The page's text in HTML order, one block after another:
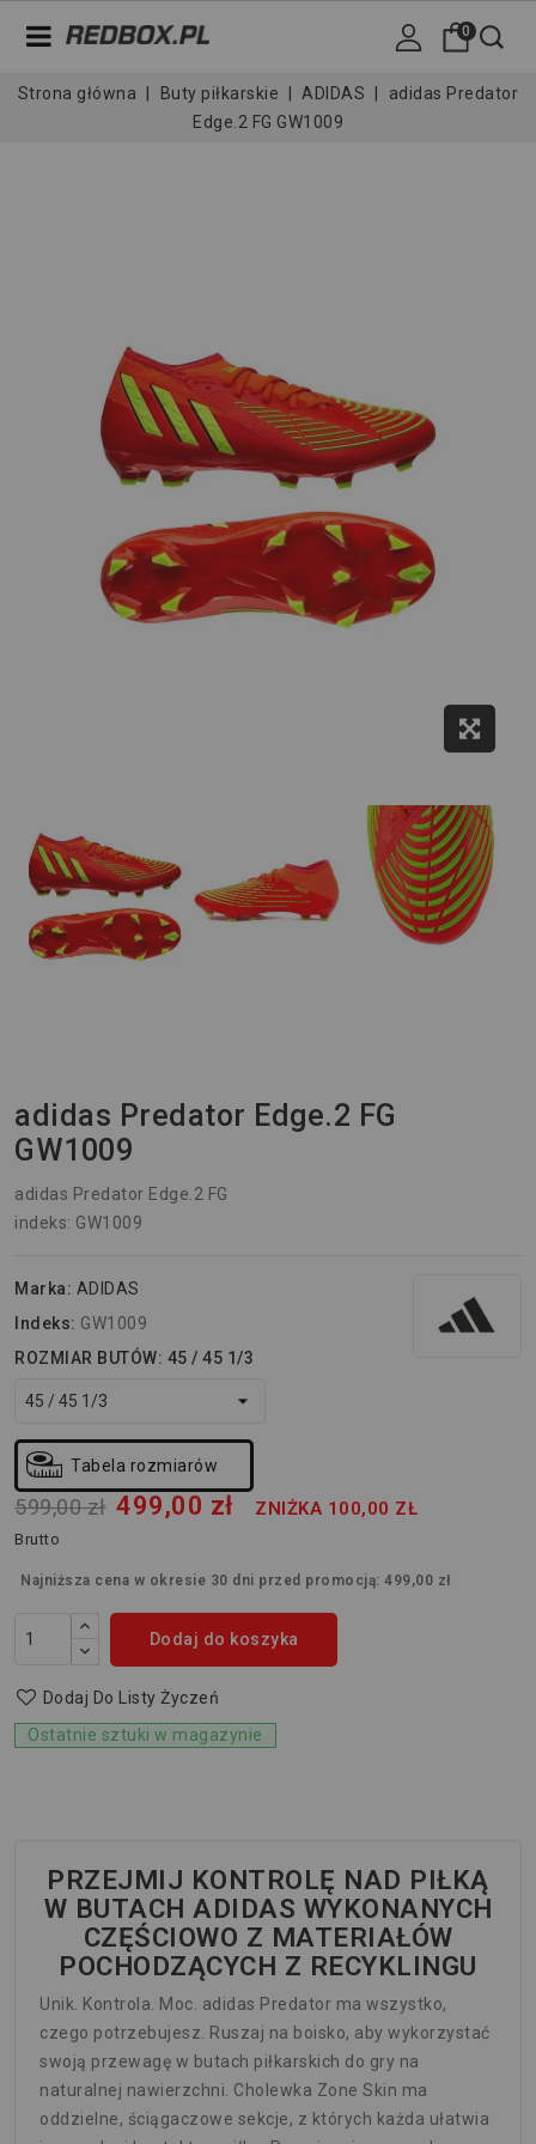
0
Strona główna Buty piłkarskie ADIDAS
adidas Predator
Edge.2 FG GW1009
adidas Predator Edge.2 FG
GW1009
adidas Predator Edge.2 FG
indeks: GW1009
Marka: ADIDAS
Indeks: GW1009
ROZMIAR BUTÓW: 45 / 45 1/3
Tabela rozmiarów
599,00 zł 499,00 zł ZNIŻKA 100,00 ZŁ
Brutto
Najniższa cena w okresie 30 dni przed promocją: 499,00 zł
Dodaj do koszyka
Dodaj Do Listy Życzeń
Ostatnie sztuki w magazynie
PRZEJMIJ KONTROLĘ NAD PIŁKĄ
W BUTACH ADIDAS WYKONANYCH
CZĘŚCIOWO Z MATERIAŁÓW
POCHODZĄCYCH Z RECYKLINGU
Unik. Kontrola. Moc. adidas Predator ma wszystko,
czego potrzebujesz. Ruszaj na boisko, aby wykorzystać
swoją przewagę w butach piłkarskich do gry na
naturalnej nawierzchni. Cholewka Zone Skin ma
oddzielne, ściągaczowe sekcje, z których każda ułatwia